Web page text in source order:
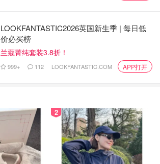
LOOKFANTASTIC2026英国新生季 | 每日低
价必买榜
兰蔻菁纯套装3.8折！
999+ 112 LOOKFANTASTIC.COM APP打开
2